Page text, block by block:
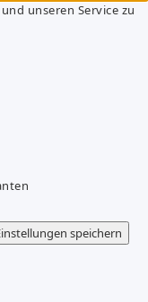
unseren Service zu
speichern